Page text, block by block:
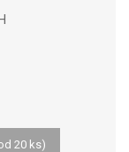
20 ks)